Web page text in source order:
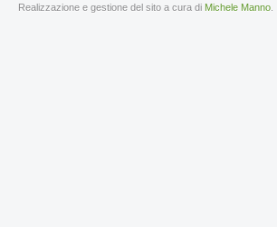
Realizzazione e gestione del sito a cura di Michele Manno